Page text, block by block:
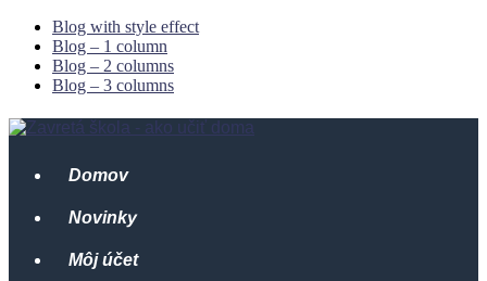
Blog with style effect
Blog – 1 column
Blog – 2 columns
Blog – 3 columns
Domov
Novinky
Môj účet